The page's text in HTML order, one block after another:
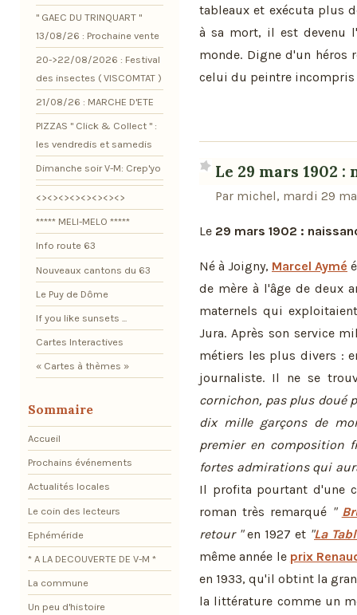
tableaux et exécuta plus
à sa mort, il est devenu
monde. Digne d'un héros
celui du peintre
Le 29 mars 1902
Par michel, mardi 29
Le 29 mars 1902 :
Né à Joigny, Marcel Aymé
de mère à l'âge de deux
maternels qui
Jura. Après son service
métiers les plus divers :
journaliste. Il ne se
cornichon, pas plus doué
dix mille garçons de
premier en composition
fortes admirations qui
Il profita pourtant d'une
roman très remarqué "
retour "en 1927 et "La
même année le prix
en 1933, qu'il obtint la
la littérature comme un
" GAEC DU TRINQUART "
13/08/26 : Prochaine vente
20->22/08/2026 : Festival
des insectes ( VISCOMTAT )
21/08/26 : MARCHE D'ETE
PIZZAS " Click & Collect " :
les vendredis et samedis
Dimanche soir V-M: Crep'yo
<><><><><><><><>
***** MELI-MELO *****
Info route 63
Nouveaux cantons du 63
Le Puy de Dôme
If you like sunsets ...
Cartes Interactives
« Cartes à thèmes »
Sommaire
Accueil
Prochains événements
Actualités locales
Le coin des lecteurs
Ephéméride
* A LA DECOUVERTE DE V-M *
La commune
Un peu d'histoire